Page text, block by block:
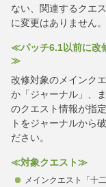
ない、関連するクエ
に変更はありません。
≪パッチ6.1以前に改
≫
改修対象のメインク
か「ジャーナル」、
のクエスト情報が指
トをジャーナルから
ださい。
≪対象クエスト≫
メインクエスト「十